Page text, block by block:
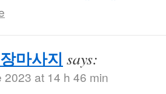
마사지 says:
2023 at 14 h 46 min